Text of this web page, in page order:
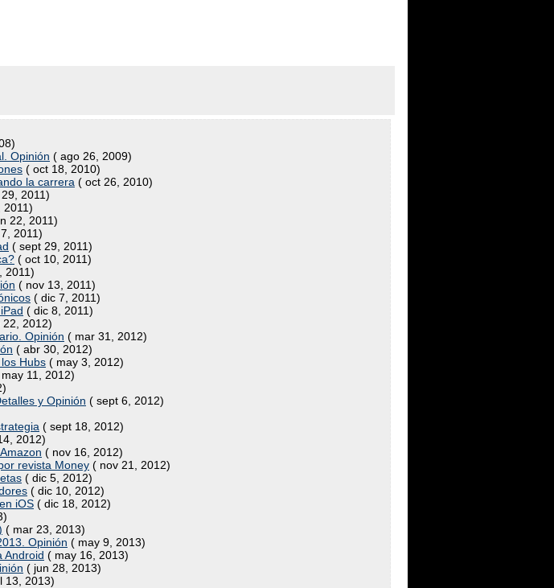
Opinión ( ago 26, 2009)
( oct 18, 2010)
la carrera ( oct 26, 2010)
2011)
2011)
22, 2011)
2011)
( sept 29, 2011)
( oct 10, 2011)
2011)
( nov 13, 2011)
( dic 7, 2011)
( dic 8, 2011)
22, 2012)
Opinión ( mar 31, 2012)
( abr 30, 2012)
Hubs ( may 3, 2012)
11, 2012)
y Opinión ( sept 6, 2012)
( sept 18, 2012)
2012)
( nov 16, 2012)
revista Money ( nov 21, 2012)
( dic 5, 2012)
( dic 10, 2012)
iOS ( dic 18, 2012)
( mar 23, 2013)
Opinión ( may 9, 2013)
Android ( may 16, 2013)
( jun 28, 2013)
13, 2013)